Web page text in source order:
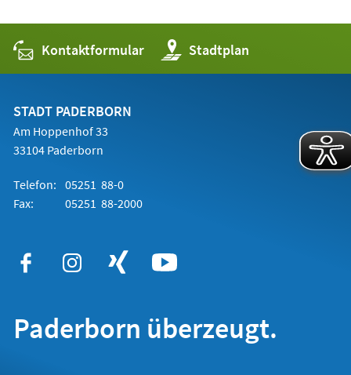
Kontaktformular Stadtplan
(Öffnet
in
einem
STADT PADERBORN
Am Hoppenhof 33
33104 Paderborn
Telefon: 05251 88-0
Fax:
05251 88-2000
Paderborn überzeugt.